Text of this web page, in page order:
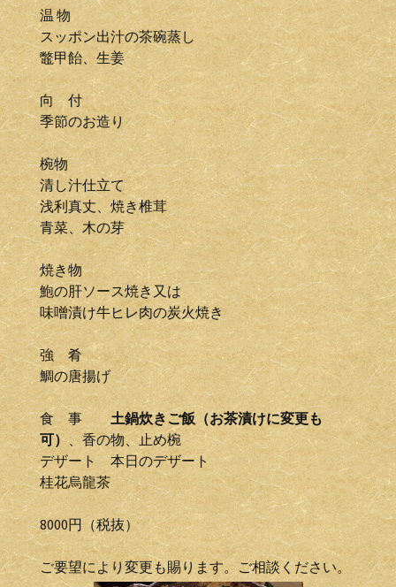
温 物
スッポン出汁の茶碗蒸し
鼈甲飴、生姜
向 付
季節のお造り
椀物
清し汁仕立て
浅利真丈、焼き椎茸
青菜、木の芽
焼き物
鮑の肝ソース焼き又は
味噌漬け牛ヒレ肉の炭火焼き
強 肴
鯛の唐揚げ
食 事土鍋炊きご飯（お茶漬けに変更も
可） 、香の物、止め椀
デザート 本日のデザート
桂花烏龍茶
8000円（税抜）
ご要望により変更も賜ります。ご相談ください。